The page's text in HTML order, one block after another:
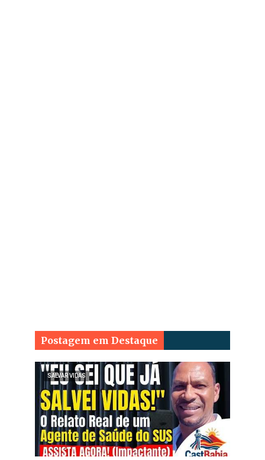
Postagem em Destaque
SALVAR VIDAS